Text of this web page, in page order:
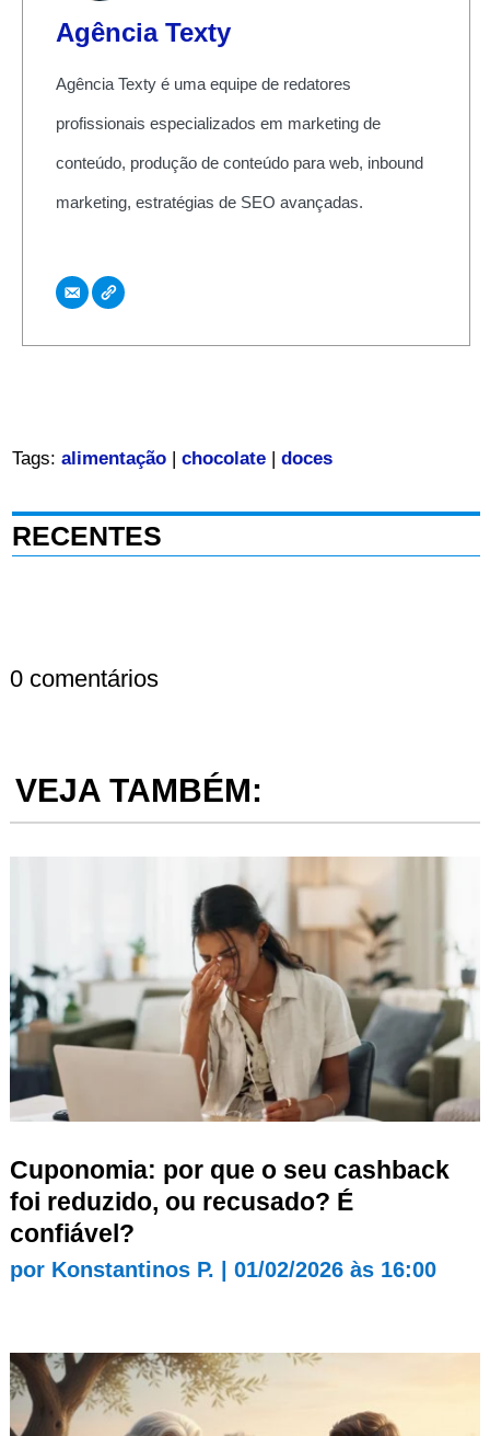
Agência Texty
Agência Texty é uma equipe de redatores
profissionais especializados em marketing de
conteúdo, produção de conteúdo para web, inbound
marketing, estratégias de SEO avançadas.
Tags: alimentação| chocolate| doces
RECENTES
0 comentários
VEJA TAMBÉM:
Cuponomia: por que o seu cashback
foi reduzido, ou recusado? É
confiável?
por Konstantinos P. 01/02/2026 às 16:00